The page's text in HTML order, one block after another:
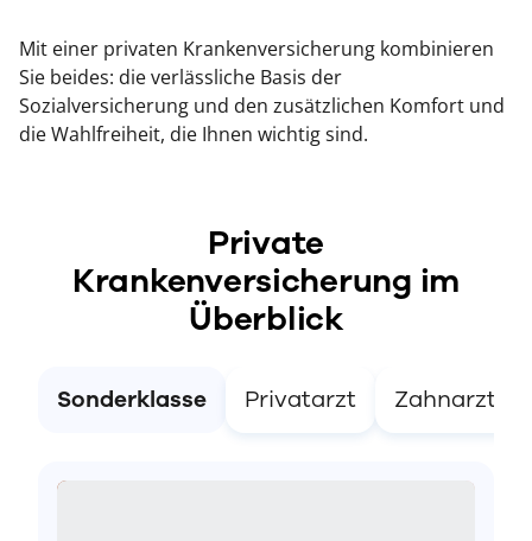
Mit einer privaten Krankenversicherung kombinieren
Sie beides: die verlässliche Basis der
Sozialversicherung und den zusätzlichen Komfort und
die Wahlfreiheit, die Ihnen wichtig sind.
Private
Krankenversicherung im
Überblick
Sonderklasse Privatarzt Zahnarzt